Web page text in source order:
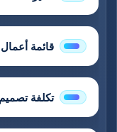
قائمة
تكلفة